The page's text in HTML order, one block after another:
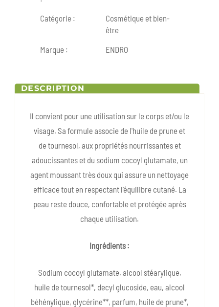
Catégorie :
Cosmétique et bien-
être
Marque :
ENDRO
DESCRIPTION
Il convient pour une utilisation sur le corps et/ou le
visage. Sa formule associe de l'huile de prune et
de tournesol, aux propriétés nourrissantes et
adoucissantes et du sodium cocoyl glutamate, un
agent moussant très doux qui assure un nettoyage
efficace tout en respectant l’équilibre cutané. La
peau reste douce, confortable et protégée après
chaque utilisation.
Ingrédients :
Sodium cocoyl glutamate, alcool stéarylique,
huile de tournesol*, decyl glucoside, eau, alcool
béhénylique, glycérine**, parfum, huile de prune*,